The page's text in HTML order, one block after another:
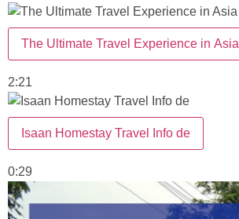
The Ultimate Travel Experience in Asia
2:21
Isaan Homestay Travel Info de
0:29